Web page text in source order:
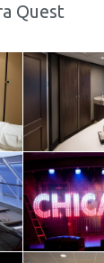
Quest